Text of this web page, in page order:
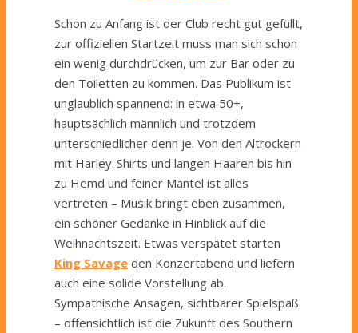
Schon zu Anfang ist der Club recht gut gefüllt,
zur offiziellen Startzeit muss man sich schon
ein wenig durchdrücken, um zur Bar oder zu
den Toiletten zu kommen. Das Publikum ist
unglaublich spannend: in etwa 50+,
hauptsächlich männlich und trotzdem
unterschiedlicher denn je. Von den Altrockern
mit Harley-Shirts und langen Haaren bis hin
zu Hemd und feiner Mantel ist alles
vertreten – Musik bringt eben zusammen,
ein schöner Gedanke in Hinblick auf die
Weihnachtszeit. Etwas verspätet starten
King Savage den Konzertabend und liefern
auch eine solide Vorstellung ab.
Sympathische Ansagen, sichtbarer Spielspaß
– offensichtlich ist die Zukunft des Southern